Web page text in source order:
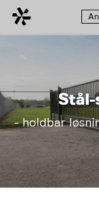
Stål-
- holdbar